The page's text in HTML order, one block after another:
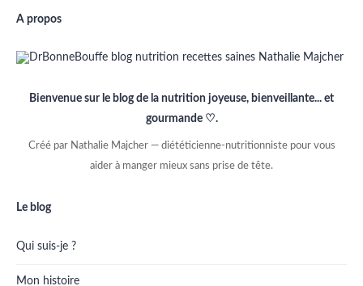
A propos
Bienvenue sur le blog de la nutrition joyeuse, bienveillante... et
gourmande ♡.
Créé par Nathalie Majcher — diététicienne-nutritionniste pour vous
aider à manger mieux sans prise de tête.
Le blog
Qui suis-je ?
Mon histoire